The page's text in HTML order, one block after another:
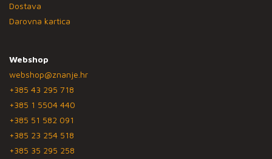
Dostava
Darovna kartica
Webshop
webshop@znanje.hr
+385 43 295 718
+385 1 5504 440
+385 51 582 091
+385 23 254 518
+385 35 295 258